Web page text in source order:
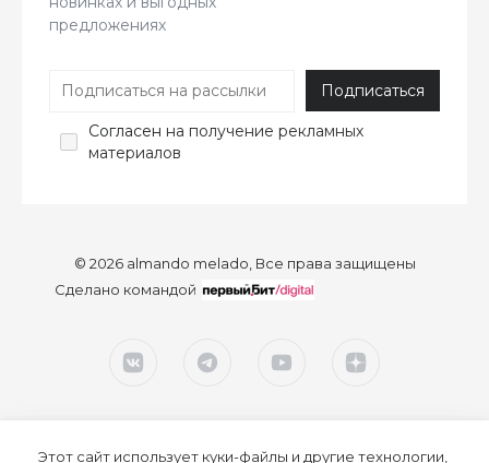
предложениях
Согласен на получение рекламных
материалов
© 2026 almando melado, Все права защищены
Сделано командой
Этот сайт использует куки-файлы и другие технологии,